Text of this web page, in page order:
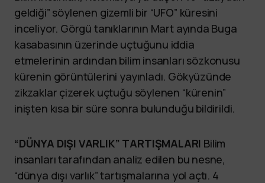
geldiği” söylenen gizemli bir “UFO” küresini
inceliyor. Görgü tanıklarının Mart ayında Buga
kasabasının üzerinde uçtuğunu iddia
etmelerinin ardından bilim insanları sözkonusu
kürenin görüntülerini yayınladı. Gökyüzünde
zikzaklar çizerek uçtuğu söylenen “kürenin”
inişten kısa bir süre sonra bulunduğu bildirildi.
“DÜNYA DIŞI VARLIK” TARTIŞMALARI Bilim
insanları tarafından analiz edilen bu nesne,
“dünya dışı varlık” tartışmalarına yol açtı. 4